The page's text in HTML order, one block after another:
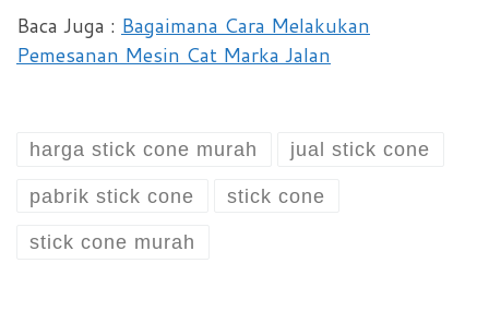
Baca Juga : Bagaimana Cara Melakukan
Pemesanan Mesin Cat Marka Jalan
harga stick cone murah jual stick cone
pabrik stick cone stick cone
stick cone murah